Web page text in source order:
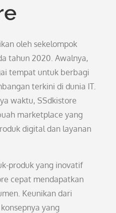
oleh sekelompok
tahun 2020. Awalnya,
tempat untuk berbagi
terkini di dunia IT.
waktu, SSdkistore
marketplace yang
digital dan layanan
produk yang inovatif
cepat mendapatkan
Keunikan dari
yang